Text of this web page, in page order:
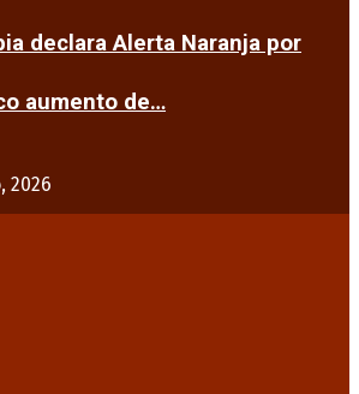
declara Alerta Naranja por
aumento de…
2026